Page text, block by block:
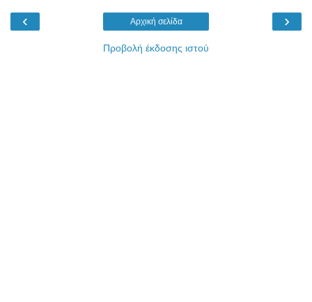
‹ ›
Αρχική σελίδα
Προβολή έκδοσης ιστού